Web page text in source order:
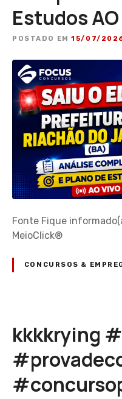
Estudos
POSTADO EM 15/07/
Fonte Fique
MeioClick®
CONCURSOS &
kkkkrying